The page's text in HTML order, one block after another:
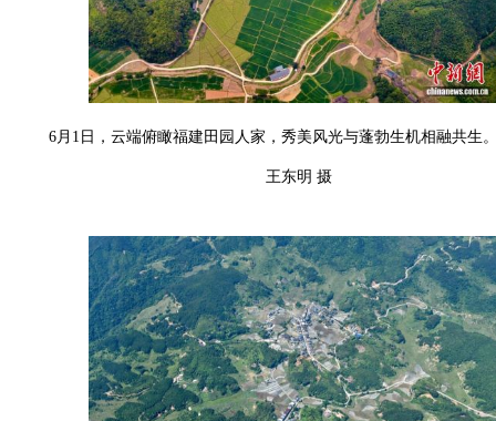
6月1日，云端俯瞰福建田园人家，秀美风光与蓬勃生机相融共生
王东明 摄